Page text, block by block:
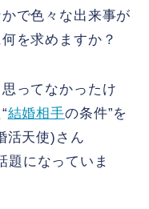
で色々な出来事が
を求めますか？
ってなかったけ
結婚相手の条件”を
活天使)さん
題になっていま